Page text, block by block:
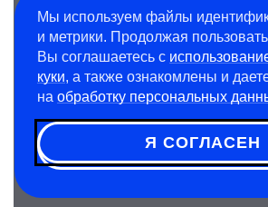
проектов реконструкции заводов
новых производств. Трек
базового высшего образования
квалификации «инженер по
проектированию», что позволяет
занимать более высокие позиции
необходимости поступления на
специализированного высшего
Мы используем файлы
и метрики. Продолжая
Вы соглашаетесь с
куки, а также ознакомлены и
на обработку персональных
Я СОГЛАСЕН